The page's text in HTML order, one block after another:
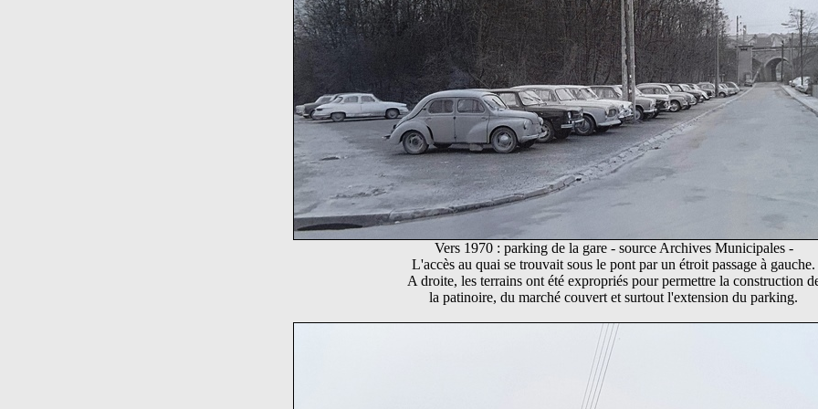
Vers 1970 : parking de la gare - source Archives Municipales -
L'accès au quai se trouvait sous le pont par un étroit passage à gauche.
A droite, les terrains ont été expropriés pour permettre la construction
la patinoire, du marché couvert et surtout l'extension du parking.